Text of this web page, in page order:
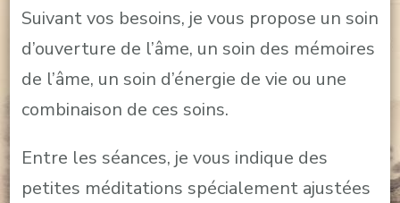
Suivant vos besoins, je vous propose un soin
d’ouverture de l’âme, un soin des mémoires
de l’âme, un soin d’énergie de vie ou une
combinaison de ces soins.
Entre les séances, je vous indique des
petites méditations spécialement ajustées